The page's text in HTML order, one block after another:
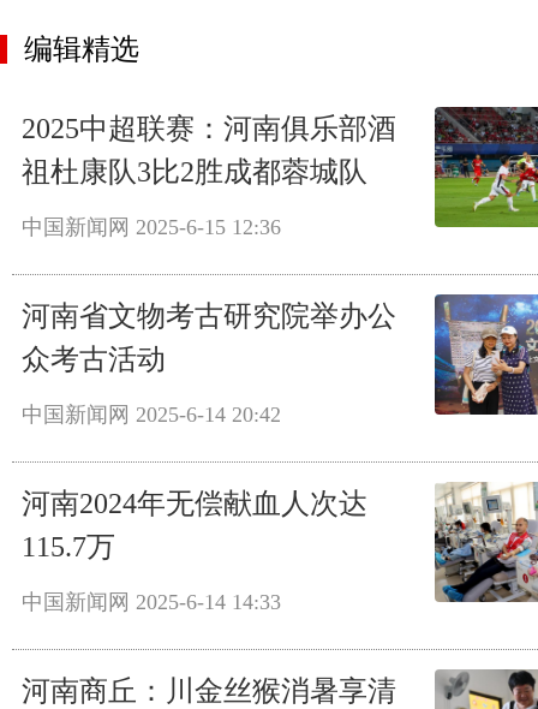
编辑精选
2025中超联赛：河南俱乐部酒
祖杜康队3比2胜成都蓉城队
中国新闻网 2025-6-15 12:36
河南省文物考古研究院举办公
众考古活动
中国新闻网 2025-6-14 20:42
河南2024年无偿献血人次达
115.7万
中国新闻网 2025-6-14 14:33
河南商丘：川金丝猴消暑享清